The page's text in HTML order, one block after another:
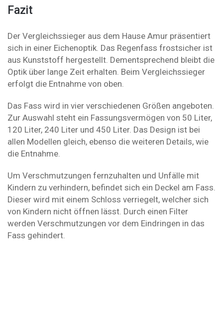
Fazit
Der Vergleichssieger aus dem Hause Amur präsentiert
sich in einer Eichenoptik. Das Regenfass frostsicher ist
aus Kunststoff hergestellt. Dementsprechend bleibt die
Optik über lange Zeit erhalten. Beim Vergleichssieger
erfolgt die Entnahme von oben.
Das Fass wird in vier verschiedenen Größen angeboten.
Zur Auswahl steht ein Fassungsvermögen von 50 Liter,
120 Liter, 240 Liter und 450 Liter. Das Design ist bei
allen Modellen gleich, ebenso die weiteren Details, wie
die Entnahme.
Um Verschmutzungen fernzuhalten und Unfälle mit
Kindern zu verhindern, befindet sich ein Deckel am Fass.
Dieser wird mit einem Schloss verriegelt, welcher sich
von Kindern nicht öffnen lässt. Durch einen Filter
werden Verschmutzungen vor dem Eindringen in das
Fass gehindert.